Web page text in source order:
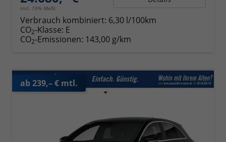
incl. 19% MwSt.
Verbrauch kombiniert: 6,30 l/100km
CO2-Klasse: E
CO2-Emissionen: 143,00 g/km
ab 239,– € mtl.